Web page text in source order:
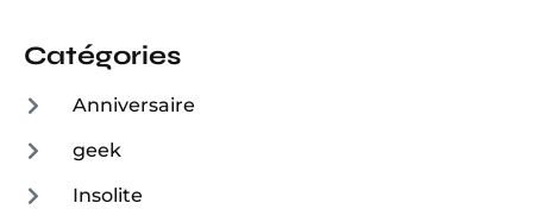
Catégories
Anniversaire
geek
Insolite